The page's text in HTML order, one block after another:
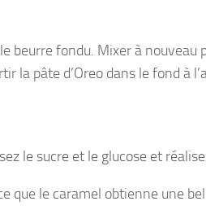
beurre fondu. Mixer à nouveau
la pâte d’Oreo dans le fond à
le sucre et le glucose et
que le caramel obtienne une